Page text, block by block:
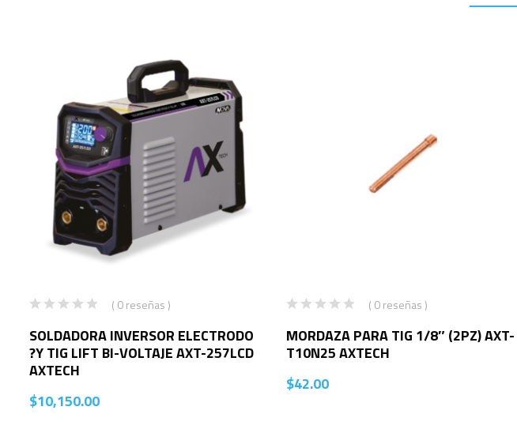
( 0 reseñas )
SOLDADORA INVERSOR ELECTRODO
?Y TIG LIFT BI-VOLTAJE AXT-257LCD
AXTECH
$10,150.00
( 0 reseñas )
MORDAZA PARA TIG 1/8″ (2PZ) AXT-
T10N25 AXTECH
$42.00